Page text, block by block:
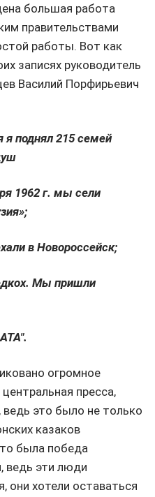
большая работа
правительствами
работы. Вот как
записях руководитель
Василий Порфирьевич
я поднял 215 семей
1962 г. мы сели
в Новороссейск;
Мы пришли
огромное
пресса,
ведь это было не только
казаков
была победа
ведь эти люди
они хотели оставаться